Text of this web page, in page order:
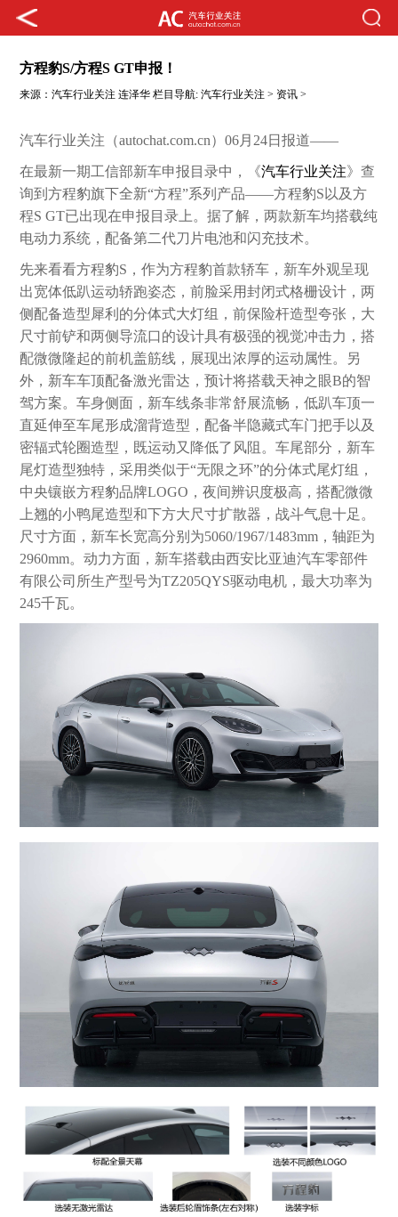
方程豹S/方程S GT申报！
来源：汽车行业关注 连泽华 栏目导航:汽车行业关注 > 资讯 >
汽车行业关注（autochat.com.cn）06月24日报道——
在最新一期工信部新车申报目录中，《汽车行业关注》查
询到方程豹旗下全新“方程”系列产品——方程豹S以及方
程S GT已出现在申报目录上。据了解，两款新车均搭载纯
电动力系统，配备第二代刀片电池和闪充技术。
先来看看方程豹S，作为方程豹首款轿车，新车外观呈现
出宽体低趴运动轿跑姿态，前脸采用封闭式格栅设计，两
侧配备造型犀利的分体式大灯组，前保险杆造型夸张，大
尺寸前铲和两侧导流口的设计具有极强的视觉冲击力，搭
配微微隆起的前机盖筋线，展现出浓厚的运动属性。另
外，新车车顶配备激光雷达，预计将搭载天神之眼B的智
驾方案。车身侧面，新车线条非常舒展流畅，低趴车顶一
直延伸至车尾形成溜背造型，配备半隐藏式车门把手以及
密辐式轮圈造型，既运动又降低了风阻。车尾部分，新车
尾灯造型独特，采用类似于“无限之环”的分体式尾灯组，
中央镶嵌方程豹品牌LOGO，夜间辨识度极高，搭配微微
上翘的小鸭尾造型和下方大尺寸扩散器，战斗气息十足。
尺寸方面，新车长宽高分别为5060/1967/1483mm，轴距为
2960mm。动力方面，新车搭载由西安比亚迪汽车零部件
有限公司所生产型号为TZ205QYS驱动电机，最大功率为
245千瓦。